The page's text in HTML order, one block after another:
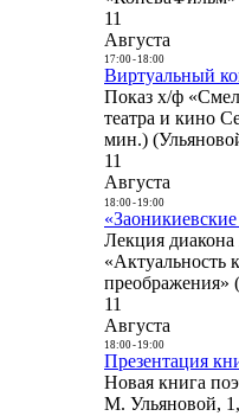
11
Августа
17:00- 18:00
Виртуальный
Показ х/ф
театра и кино
мин.)
11
Августа
18:00- 19:00
Лекция
«Актуальность
преображения»
11
Августа
18:00- 19:00
Презентация
Новая книга
М. Ульяновой,